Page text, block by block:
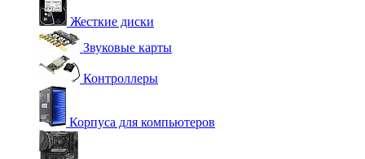
Жесткие диски
Звуковые карты
Контроллеры
Корпуса для компьютеров